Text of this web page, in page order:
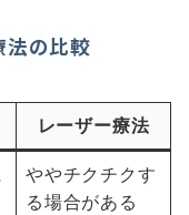
法の比較
レーザー療法
ややチクチクす
る場合がある